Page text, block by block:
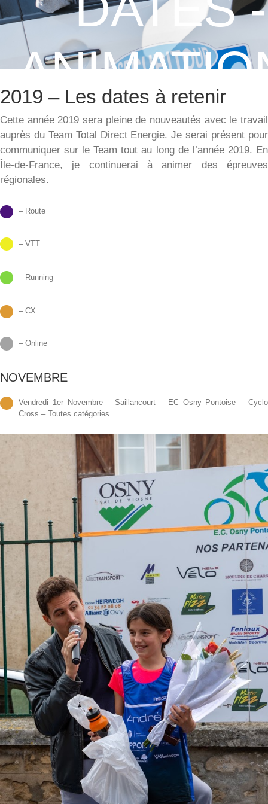
j j
2019 – Les dates à retenir
Cette année 2019 sera pleine de nouveautés avec le travail
auprès du Team Total Direct Energie. Je serai présent pour
communiquer sur le Team tout au long de l’année 2019. En
Île-de-France, je continuerai à animer des épreuves
régionales.
– Route
– VTT
– Running
– CX
– Online
NOVEMBRE
Vendredi 1er Novembre – Saillancourt – EC Osny Pontoise – Cyclo
Cross – Toutes catégories